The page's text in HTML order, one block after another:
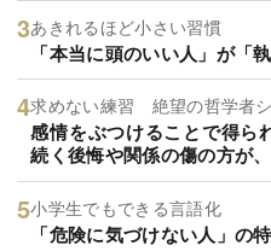
あきれるほど小さい習慣
「本当に頭のいい人」が「
求めない練習 絶望の哲学者
感情をぶつけることで得ら
続く後悔や関係の傷の方が
小学生でもできる言語化
「危険に気づけない人」の